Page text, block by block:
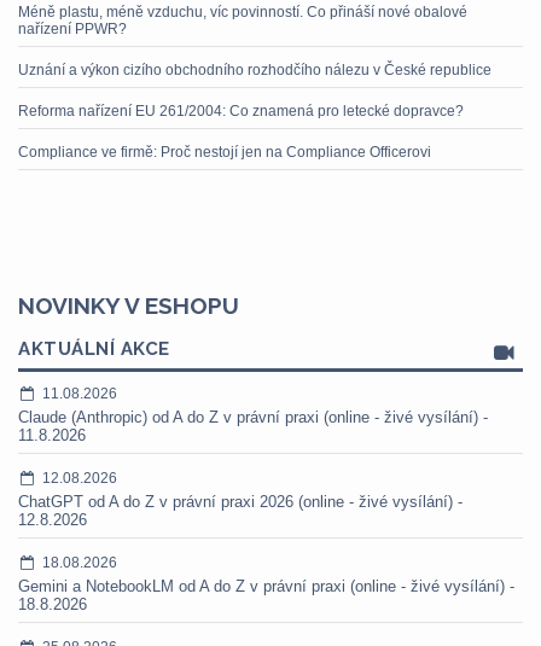
Méně plastu, méně vzduchu, víc povinností. Co přináší nové obalové
nařízení PPWR?
Uznání a výkon cizího obchodního rozhodčího nálezu v České republice
Reforma nařízení EU 261/2004: Co znamená pro letecké dopravce?
Compliance ve firmě: Proč nestojí jen na Compliance Officerovi
NOVINKY V ESHOPU
AKTUÁLNÍ AKCE
11.08.2026
Claude (Anthropic) od A do Z v právní praxi (online - živé vysílání) -
11.8.2026
12.08.2026
ChatGPT od A do Z v právní praxi 2026 (online - živé vysílání) -
12.8.2026
18.08.2026
Gemini a NotebookLM od A do Z v právní praxi (online - živé vysílání) -
18.8.2026